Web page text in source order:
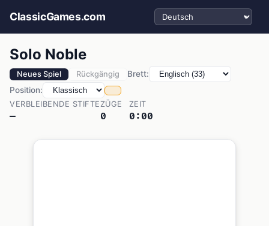
ClassicGames.com Sprache auswählen
Solo Noble
Neues Spiel Rückgängig
Brett:
Position:
VERBLEIBENDE STIFTE
—
ZÜGE
0
ZEIT
0:00